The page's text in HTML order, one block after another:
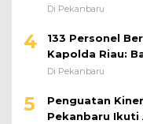
Doktrin TNI AD
Di Pekanbaru
4
133 Personel
Kapolda Riau:
dengan Karya
Di Pekanbaru
5
Penguatan
Pekanbaru Ikuti